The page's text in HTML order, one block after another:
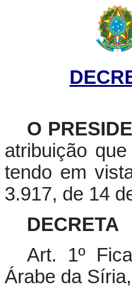
O
atribuição
tendo em
3.917, de 14
DECRETA
Art. 1º
Árabe da